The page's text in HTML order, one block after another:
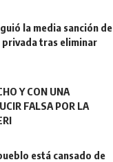
la media sanción de
tras eliminar
Y CON UNA
FALSA POR LA
está cansado de